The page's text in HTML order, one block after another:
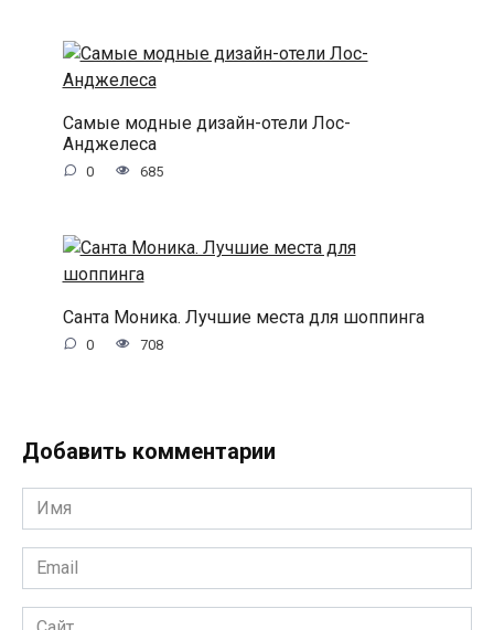
Самые модные дизайн-отели Лос-
Анджелеса
0 685
Санта Моника. Лучшие места для шоппинга
0 708
Добавить комментарии
Имя
*
Email
*
Сайт